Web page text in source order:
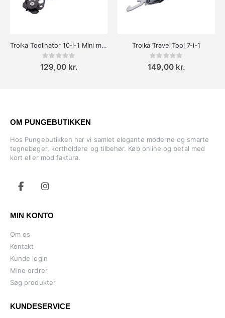
Troika Toolinator 10-i-1 Mini multitool Nøglering Titan
Rating:
129,00 kr.
Troika Travel Tool 7-i-1
Rating:
149,00 kr.
OM PUNGEBUTIKKEN
Hos Pungebutikken har vi samlet elegante moderne og smarte
tegnebøger, kortholdere og tilbehør. Køb online og betal med
kort eller mod faktura.
MIN KONTO
Om os
Kontakt
Kunde login
Mine ordrer
Søg produkter
KUNDESERVICE